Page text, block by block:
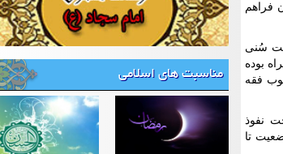
فاطمیون را در مصر وشمال آفریقا به مدت حدود 5/2 قرن فراهم
سُنی
بوده
فقه
نفوذ
وضعیت تا
مناسبت های اسلامی